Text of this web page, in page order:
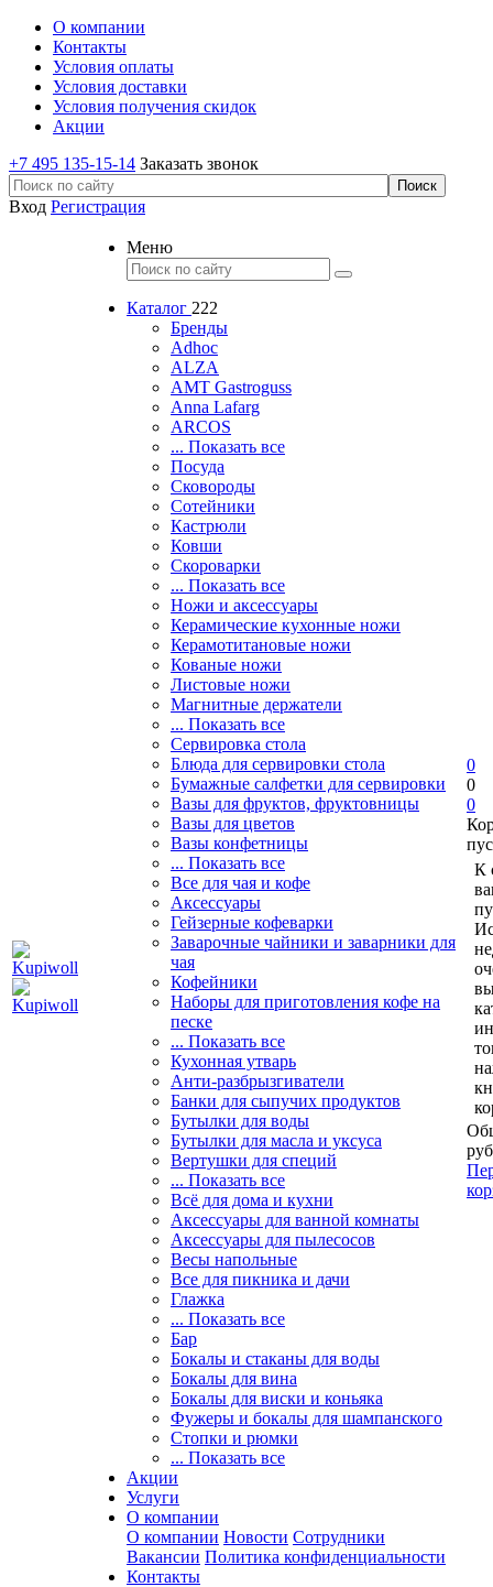
О компании
Контакты
Условия оплаты
Условия доставки
Условия получения скидок
Акции
+7 495 135-15-14 Заказать звонок
Вход Регистрация
Меню
Каталог 222
Бренды
Adhoc
ALZA
AMT Gastroguss
Anna Lafarg
ARCOS
... Показать все
Посуда
Сковороды
Сотейники
Кастрюли
Ковши
Скороварки
... Показать все
Ножи и аксессуары
Керамические кухонные ножи
Керамотитановые ножи
Кованые ножи
Листовые ножи
Магнитные держатели
... Показать все
Сервировка стола
Блюда для сервировки стола
Бумажные салфетки для сервировки
Вазы для фруктов, фруктовницы
Вазы для цветов
Вазы конфетницы
... Показать все
Все для чая и кофе
Аксессуары
Гейзерные кофеварки
Заварочные чайники и заварники для
чая
Кофейники
Наборы для приготовления кофе на
песке
... Показать все
Кухонная утварь
Анти-разбрызгиватели
Банки для сыпучих продуктов
Бутылки для воды
Бутылки для масла и уксуса
Вертушки для специй
... Показать все
Всё для дома и кухни
Аксессуары для ванной комнаты
Аксессуары для пылесосов
Весы напольные
Все для пикника и дачи
Глажка
... Показать все
Бар
Бокалы и стаканы для воды
Бокалы для вина
Бокалы для виски и коньяка
Фужеры и бокалы для шампанского
Стопки и рюмки
... Показать все
Акции
Услуги
О компании
О компании Новости Сотрудники
Вакансии Политика конфиденциальности
Контакты
0
0
0
К